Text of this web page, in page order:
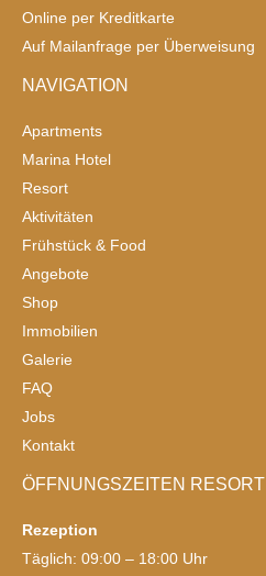
Online per Kreditkarte
Auf Mailanfrage per Überweisung
NAVIGATION
Apartments
Marina Hotel
Resort
Aktivitäten
Frühstück & Food
Angebote
Shop
Immobilien
Galerie
FAQ
Jobs
Kontakt
ÖFFNUNGSZEITEN RESORT
Rezeption
Täglich: 09:00 – 18:00 Uhr